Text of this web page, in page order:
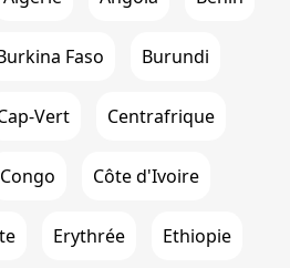
Faso Burundi
Vert Centrafrique
Congo Côte d'Ivoire
Erythrée Ethiopie